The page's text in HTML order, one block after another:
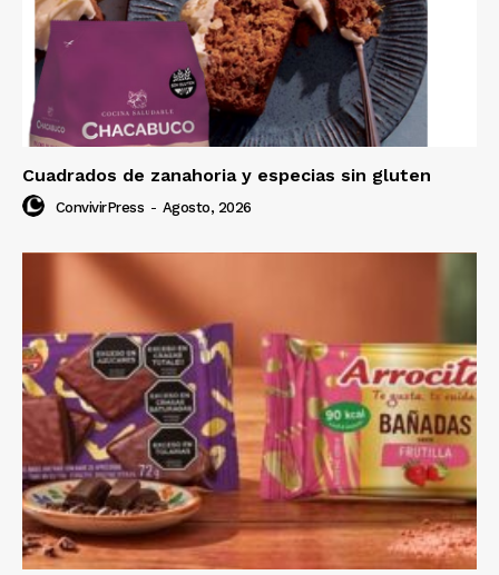
Cuadrados de zanahoria y especias sin gluten
ConvivirPress - Agosto, 2026